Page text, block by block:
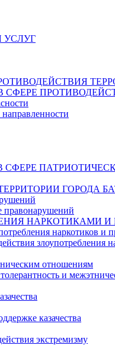
УСЛУГ
ГОРОДА
правонарушений
НАРКОТИКАМИ
наркотиков и
отношениям
и
казачества
экстремизму